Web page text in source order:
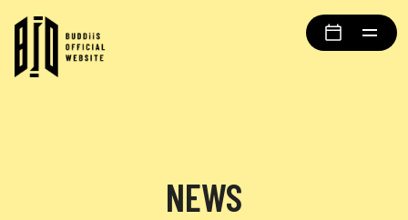
NEWS